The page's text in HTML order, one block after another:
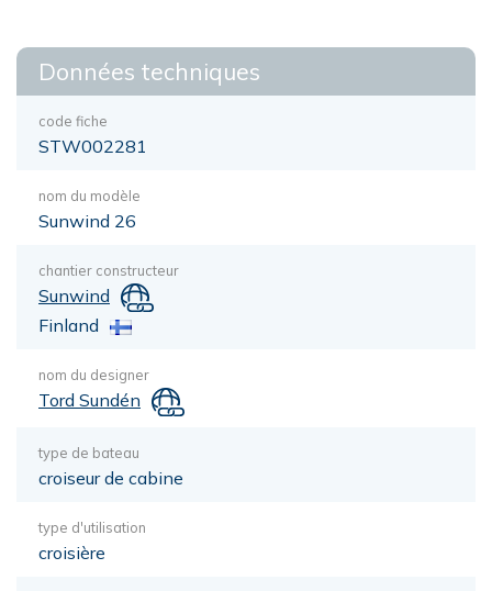
Données techniques
code fiche
STW002281
nom du modèle
Sunwind 26
chantier constructeur
Sunwind
Finland
nom du designer
Tord Sundén
type de bateau
croiseur de cabine
type d'utilisation
croisière